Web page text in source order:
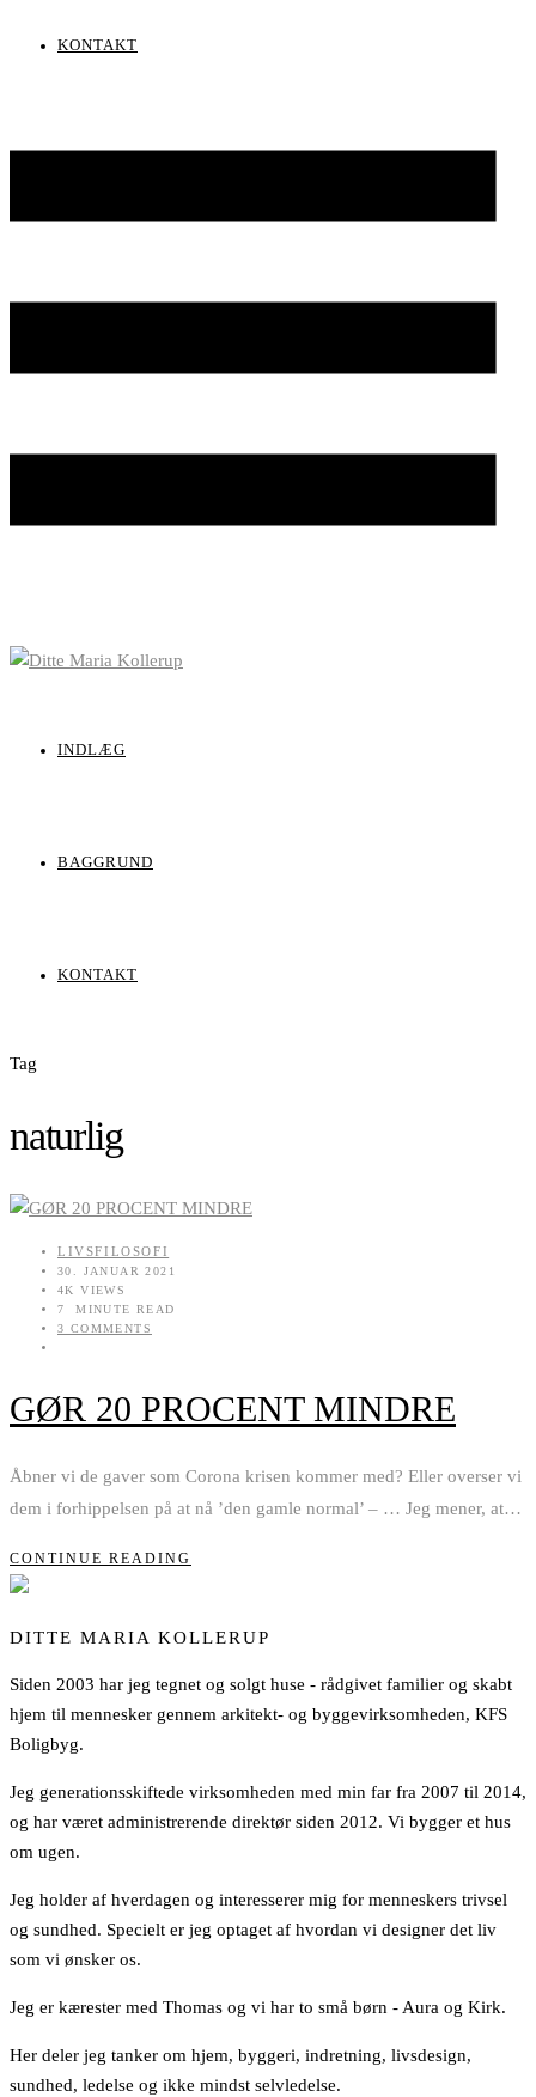
KONTAKT
INDLÆG
BAGGRUND
KONTAKT
Tag
naturlig
LIVSFILOSOFI
30. JANUAR 2021
4K VIEWS
7 MINUTE READ
3 COMMENTS
GØR 20 PROCENT MINDRE
Åbner vi de gaver som Corona krisen kommer med? Eller overser vi
dem i forhippelsen på at nå ’den gamle normal’ – … Jeg mener, at…
CONTINUE READING
DITTE MARIA KOLLERUP
Siden 2003 har jeg tegnet og solgt huse - rådgivet familier og skabt
hjem til mennesker gennem arkitekt- og byggevirksomheden, KFS
Boligbyg.
Jeg generationsskiftede virksomheden med min far fra 2007 til 2014,
og har været administrerende direktør siden 2012. Vi bygger et hus
om ugen.
Jeg holder af hverdagen og interesserer mig for menneskers trivsel
og sundhed. Specielt er jeg optaget af hvordan vi designer det liv
som vi ønsker os.
Jeg er kærester med Thomas og vi har to små børn - Aura og Kirk.
Her deler jeg tanker om hjem, byggeri, indretning, livsdesign,
sundhed, ledelse og ikke mindst selvledelse.